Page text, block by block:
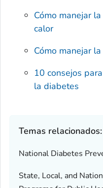
Cómo manejar
calor
Cómo manejar
10 consejos
la diabetes
Temas relacionados:
National Diabetes
State, Local, and